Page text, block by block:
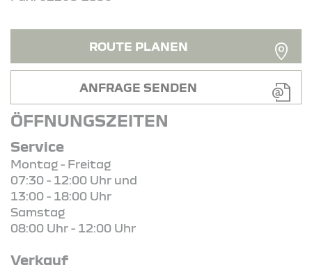
ROUTE PLANEN
ANFRAGE SENDEN
ÖFFNUNGSZEITEN
Service
Montag - Freitag
07:30 - 12:00 Uhr und
13:00 - 18:00 Uhr
Samstag
08:00 Uhr - 12:00 Uhr
Verkauf